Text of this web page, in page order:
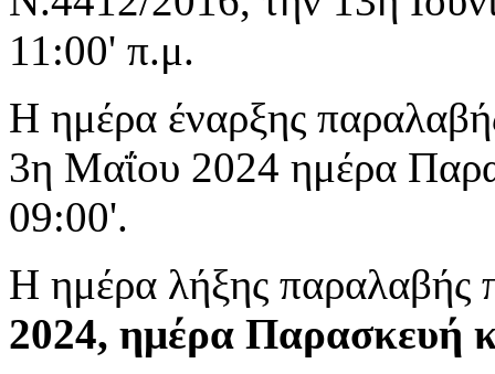
11:00' π.μ.
Η ημέρα έναρξης
3η Μαΐου 2024 ημέρα
09:00'.
Η ημέρα λήξης παραλαβής
2024, ημέρα Παρασκευή